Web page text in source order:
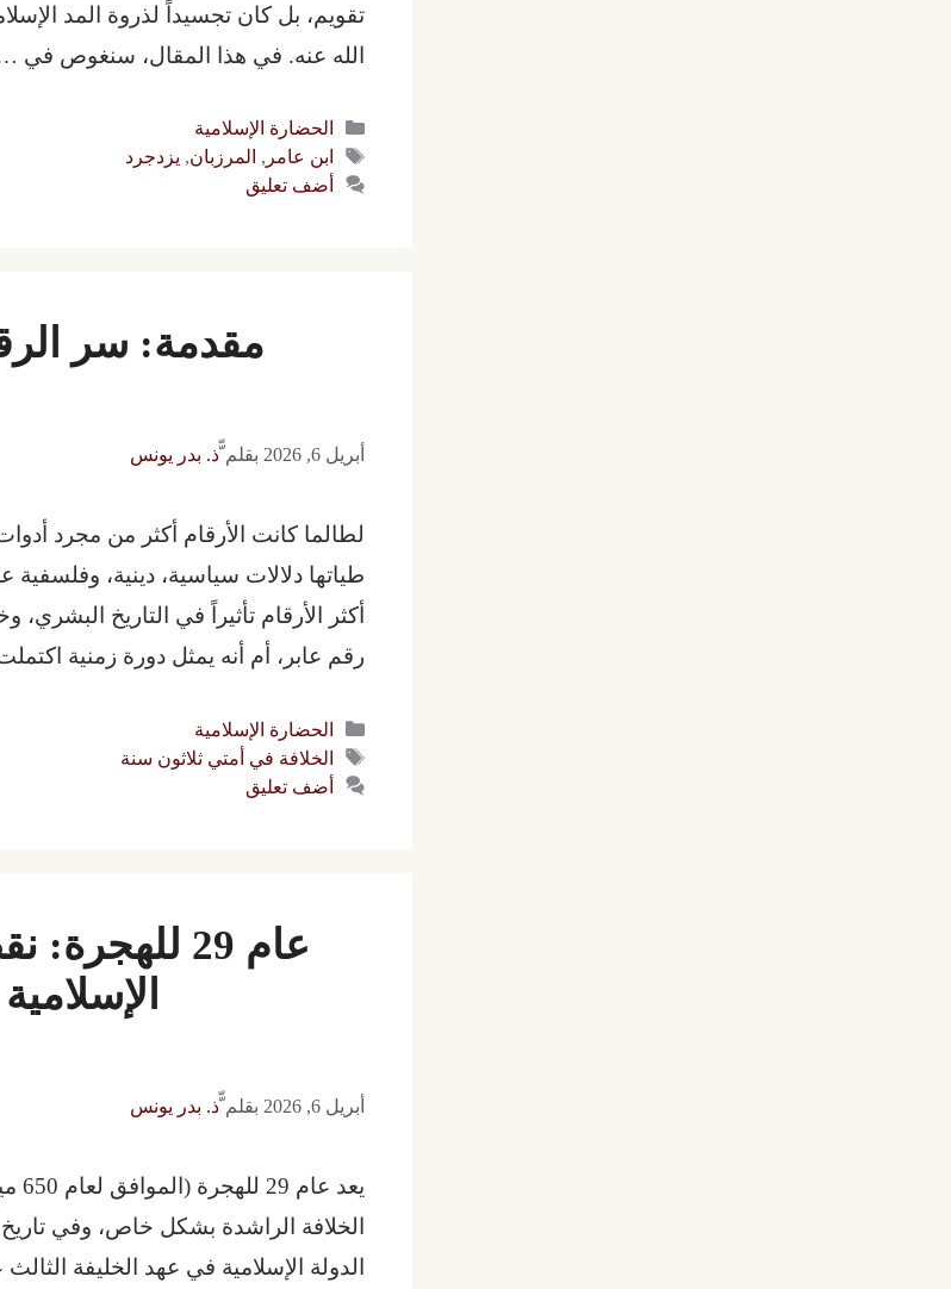
تقويم، بل كان تجسيداً لذروة المد
الله عنه. في هذا المقال، سنغوص في
التصنيفات
الحضارة الإسلامية
الوسوم
ابن عامر , المرزبان, يزدجرد
أضف تعليق
مقدمة: سر الرقم 30 في ذاكرة
أبريل 6, 2026 بقلمّّذ. بدر يونس
لطالما كانت الأرقام أكثر من مجرد
أكثر الأرقام تأثيراً في التاريخ
رقم عابر، أم أنه يمثل دورة زمنية
التصنيفات
الحضارة الإسلامية
الوسوم
الخلافة في أمتي ثلاثون سنة
أضف تعليق
عام 29
أبريل 6, 2026 بقلمّّذ. بدر يونس
الخلافة الراشدة بشكل خاص، وفي
الدولة الإسلامية في عهد الخليفة